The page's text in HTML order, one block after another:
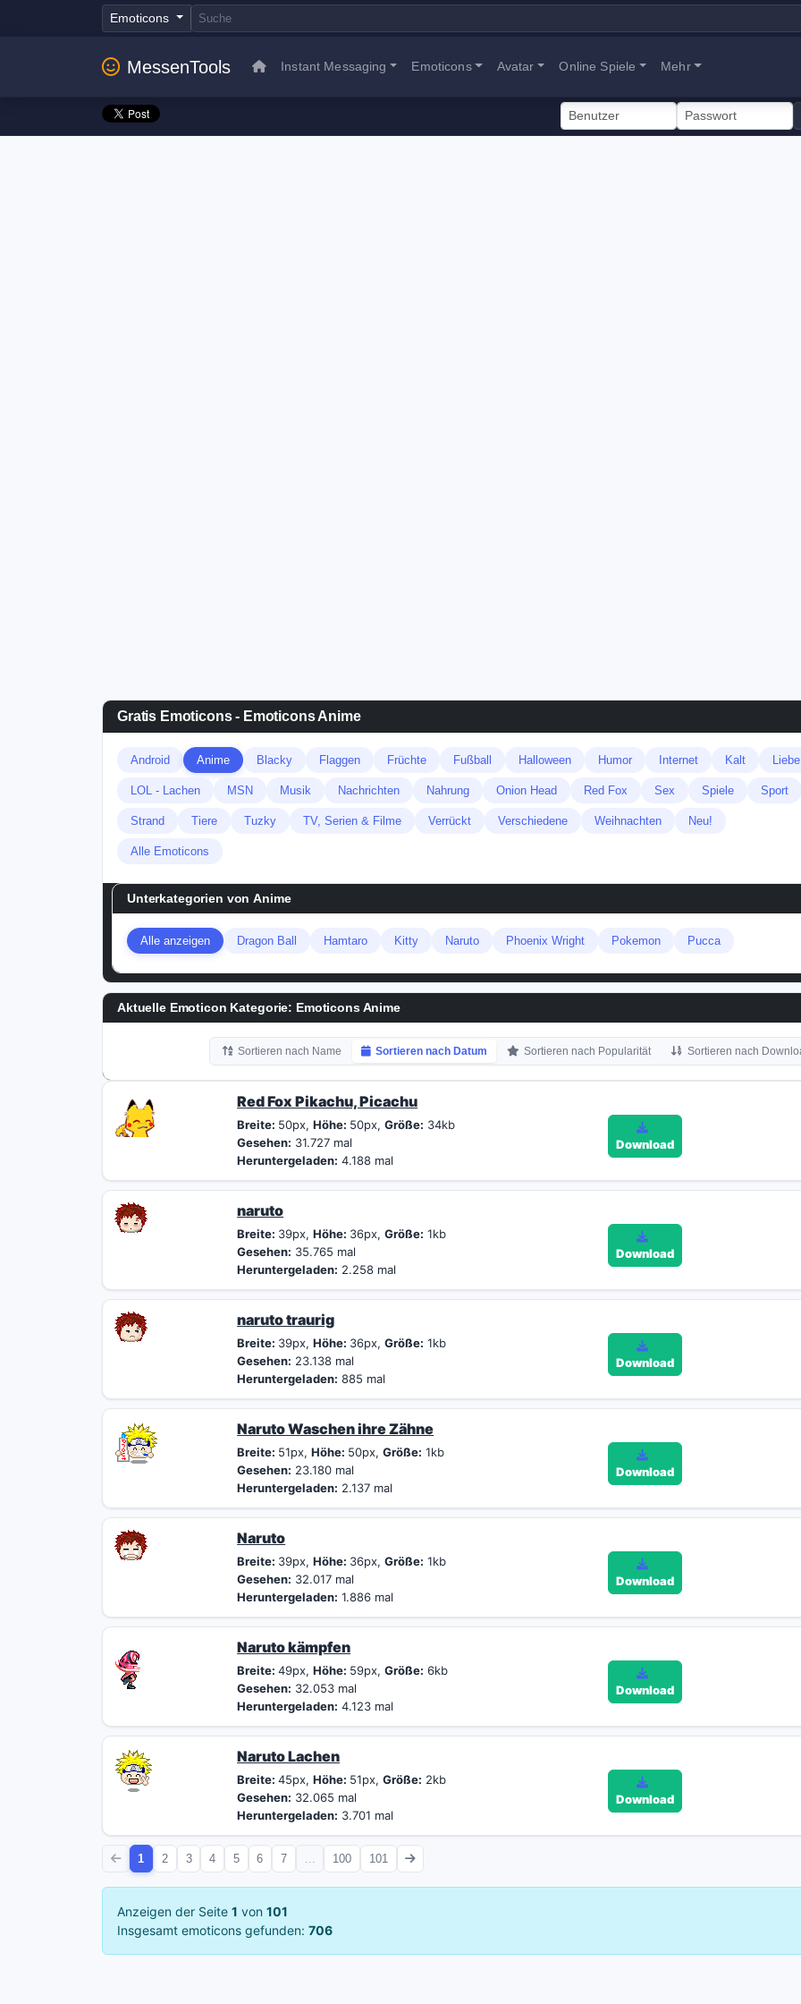
Emoticons
MessenTools Instant Messaging Emoticons Avatar Online Spiele Mehr
Gratis Emoticons - Emoticons Anime
Android Anime Blacky Flaggen Früchte Fußball Halloween Humor Internet Kalt Liebe
LOL - Lachen MSN Musik Nachrichten Nahrung Onion Head Red Fox Sex Spiele Sport
Strand Tiere Tuzky TV, Serien & Filme Verrückt Verschiedene Weihnachten Neu!
Alle Emoticons
Unterkategorien vonAnime
Alle anzeigen Dragon Ball Hamtaro Kitty Naruto Phoenix Wright Pokemon Pucca
Aktuelle Emoticon Kategorie: Emoticons Anime
Sortieren nach Name Sortieren nach Datum Sortieren nach Popularität Sortieren nach
Red Fox Pikachu, Picachu
Breite: 50px,Höhe: 50px,Größe: 34kb
Gesehen: 31.727 mal
Heruntergeladen: 4.188 mal
Download
naruto
Breite: 39px,Höhe: 36px,Größe: 1kb
Gesehen: 35.765 mal
Heruntergeladen: 2.258 mal
Download
naruto traurig
Breite: 39px,Höhe: 36px,Größe: 1kb
Gesehen: 23.138 mal
Heruntergeladen: 885 mal
Download
Naruto Waschen ihre Zähne
Breite: 51px,Höhe: 50px,Größe: 1kb
Gesehen: 23.180 mal
Heruntergeladen: 2.137 mal
Download
Naruto
Breite: 39px,Höhe: 36px,Größe: 1kb
Gesehen: 32.017 mal
Heruntergeladen: 1.886 mal
Download
Naruto kämpfen
Breite:49px,Höhe: 59px,Größe: 6kb
Gesehen: 32.053 mal
Heruntergeladen: 4.123 mal
Download
Naruto Lachen
Breite:45px,Höhe: 51px,Größe: 2kb
Gesehen: 32.065 mal
Heruntergeladen: 3.701 mal
Download
1 2 3 4 5 6 7 100 101
Anzeigen der Seite 1 von 101
Insgesamt emoticons gefunden: 706